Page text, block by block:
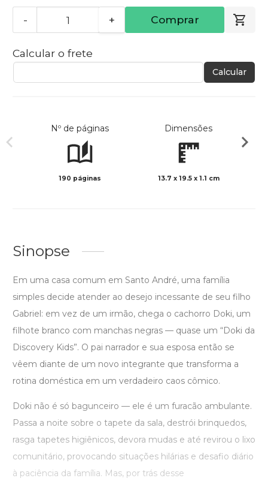
- + Comprar
Calcular o frete
Calcular
Nº de páginas
190 páginas
Dimensões
13.7 x 19.5 x 1.1 cm
Sinopse
Em uma casa comum em Santo André, uma família
simples decide atender ao desejo incessante de seu filho
Gabriel: em vez de um irmão, chega o cachorro Doki, um
filhote branco com manchas negras — quase um “Doki da
Discovery Kids”. O pai narrador e sua esposa então se
vêem diante de um novo integrante que transforma a
rotina doméstica em um verdadeiro caos cômico.
Doki não é só bagunceiro — ele é um furacão ambulante.
Passa a noite sobre o tapete da sala, destrói brinquedos,
rasga tapetes higiênicos, devora mudas e até revirou o lixo
comunitário, provocando situações hilárias e desafio diário
à paciência da família. Mas, por trás desse